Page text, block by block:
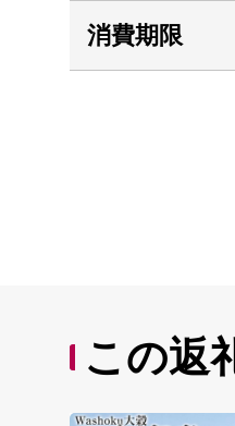
消費期限
この返